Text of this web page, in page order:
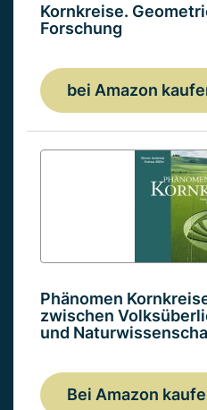
Kornkreise.
Forschung
bei Amazon
Phänomen
zwischen
und
Bei Amazon